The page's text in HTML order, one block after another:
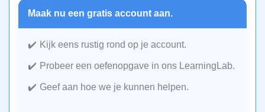
Maak nu een gratis account aan.
Kijk eens rustig rond op je account.
Probeer een oefenopgave in ons LearningLab.
Geef aan hoe we je kunnen helpen.